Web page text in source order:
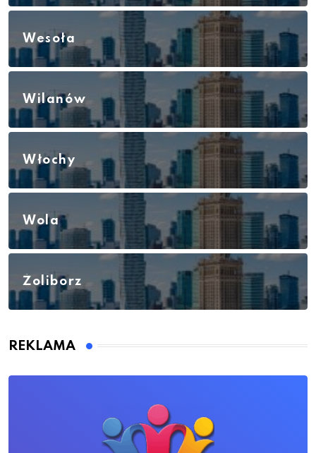
Wesoła
Wilanów
Włochy
Wola
Żoliborz
REKLAMA